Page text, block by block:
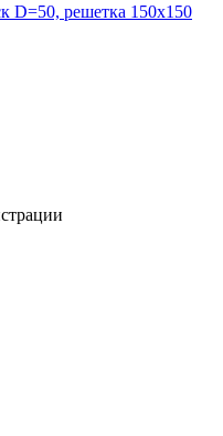
решетка 150х150